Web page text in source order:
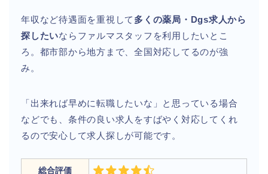
年収など待遇面を重視して 多くの薬局・Dgs求人から
探したいならファルマスタッフを利用したいとこ
ろ。都市部から地方まで、全国対応してるのが強
み。
「出来れば早めに転職したいな」と思っている場合
などでも、条件の良い求人をすばやく対応してくれ
るので安心して求人探しが可能です。
総合評価